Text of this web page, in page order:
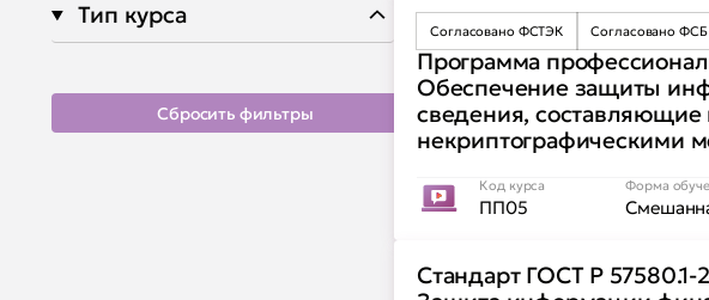
Тип курса
Сбросить фильтры
Согласовано ФСТЭК Согласовано ФСБ
Программа
Обеспечение защиты
сведения, составляющие
некриптографическими
Код курса
ПП05
Форма
Стандарт ГОСТ Р